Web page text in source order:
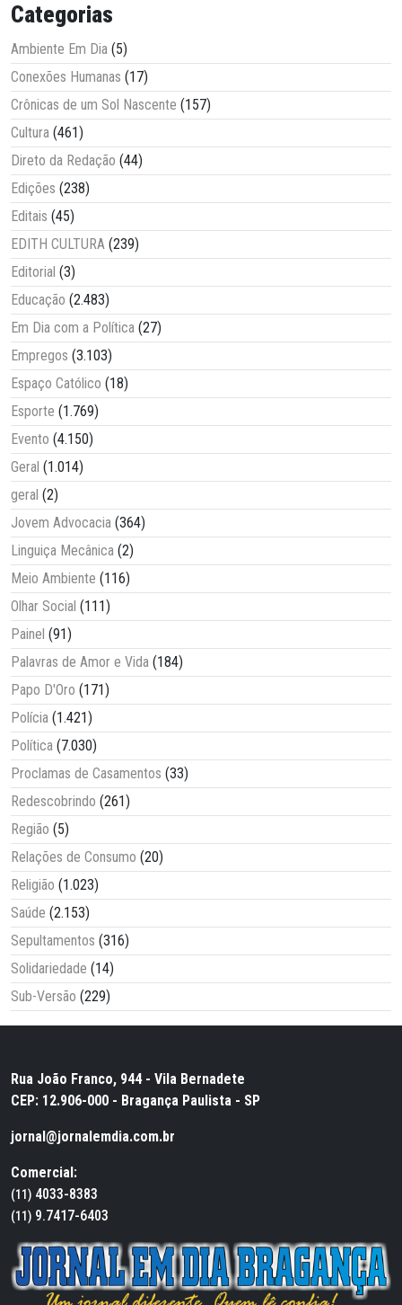
Categorias
Ambiente Em Dia (5)
Conexões Humanas (17)
Crônicas de um Sol Nascente (157)
Cultura (461)
Direto da Redação (44)
Edições (238)
Editais (45)
EDITH CULTURA (239)
Editorial (3)
Educação (2.483)
Em Dia com a Política (27)
Empregos (3.103)
Espaço Católico (18)
Esporte (1.769)
Evento (4.150)
Geral (1.014)
geral (2)
Jovem Advocacia (364)
Linguiça Mecânica (2)
Meio Ambiente (116)
Olhar Social (111)
Painel (91)
Palavras de Amor e Vida (184)
Papo D'Oro (171)
Polícia (1.421)
Política (7.030)
Proclamas de Casamentos (33)
Redescobrindo (261)
Região (5)
Relações de Consumo (20)
Religião (1.023)
Saúde (2.153)
Sepultamentos (316)
Solidariedade (14)
Sub-Versão (229)
Rua João Franco, 944 - Vila Bernadete
CEP: 12.906-000 - Bragança Paulista - SP
jornal@jornalemdia.com.br
Comercial:
(11) 4033-8383
(11) 9.7417-6403